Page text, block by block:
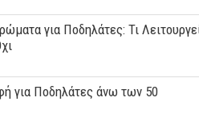
για Ποδηλάτες: Τι
για Ποδηλάτες άνω των 50